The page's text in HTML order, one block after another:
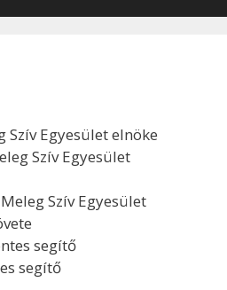
Szív Egyesület elnöke
Szív Egyesület
Szív Egyesület
segítő
segítő